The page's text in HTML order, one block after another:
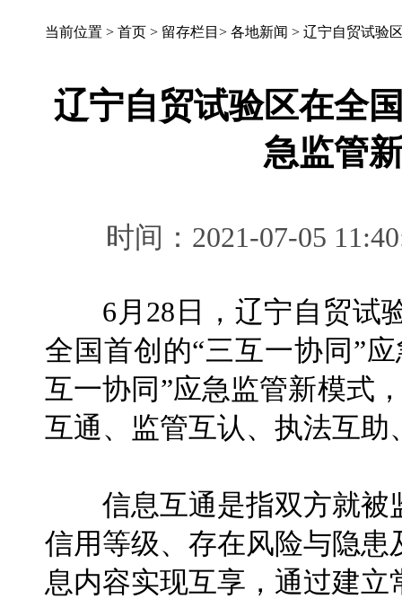
当前位置 > 首页 > 留存栏目 > 各地新闻 > 辽宁自贸试验
辽宁自贸试验区在全
急监管
时间：2021-07-05
6月28日，辽宁自贸试
全国首创的“三互一协同”
互一协同”应急监管新模式
互通、监管互认、执法互助
信息互通是指双方就被
信用等级、存在风险与隐
息内容实现互享，通过建